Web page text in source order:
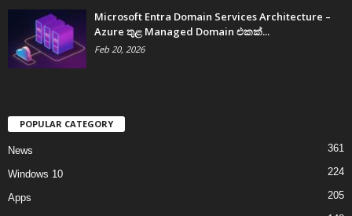
Microsoft Entra Domain Services Architecture –
Azure තුළ Managed Domain එකක්...
Feb 20, 2026
POPULAR CATEGORY
News 361
Windows 10 224
Apps 205